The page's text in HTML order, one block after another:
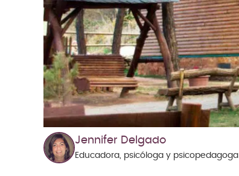
Jennifer Delgado
Educadora, psicóloga y psicopedagoga